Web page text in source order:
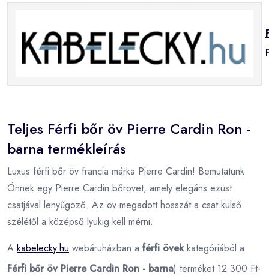
Teljes Férfi bőr öv Pierre Cardin Ron -
barna termékleírás
Luxus férfi bőr öv francia márka Pierre Cardin! Bemutatunk
Önnek egy Pierre Cardin bőrövet, amely elegáns ezüst
csatjával lenyűgöző. Az öv megadott hosszát a csat külső
szélétől a középső lyukig kell mérni.
A kabelecky.hu webáruházban a férfi övekkategóriából a
Férfi bőr öv Pierre Cardin Ron - barna) terméket 12 300 Ft-